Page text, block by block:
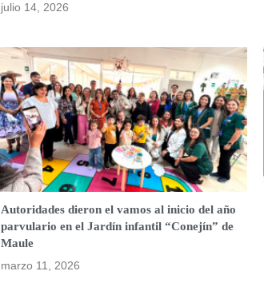
julio 14, 2026
Autoridades dieron el vamos al inicio del año
parvulario en el Jardín infantil “Conejín” de
Maule
marzo 11, 2026